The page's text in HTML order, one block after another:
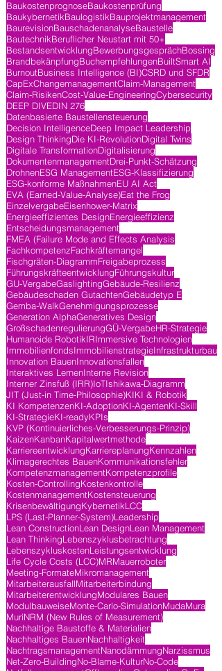
BaukostenprognoseBaukostenprüfung
BaukybernetikBaulogistikBauprojektmanagement
BaurevisionBauschadenanalyseBaustelle
BautechnikBeruflicher Neustart mit 50+
BestandsentwicklungBewerbungsgesprächBossing
BrandbekänpfungBuchempfehlungenBuiltSmart AI
BurnoutBusiness Intelligence (BI)CSRD und SFDR
CapExChangemanagementClaim-Management
Claim-RisikenCost-Value-EngineeringCybersecurity
DEEP DIVEDIN 276
Datenbasierte Baustellensteuerung
Decision IntelligenceDeep Impact Leadership
Design ThinkingDie KI-RevolutionDigital Twins
Digitale TransformationDigitalisierung
DokumentenmanagementDrei-Punkt-Schätzung
DrohnenESG ManagementESG-Klassifizierung
ESG-konforme MaßnahmenEU AI Act
EVA (Earned-Value-Analyse)Eat the Frog
EinzelvergabeEisenhower-Matrix
Energieeffizientes DesignEnergieeffizienz
Entscheidungsmanagement
FMEA (Failure Mode and Effects Analysis
FachkompetenzFachkräftemangel
Fischgräten-DiagrammFreigabeprozess
FührungskräfteentwicklungFührungskultur
GU-VergabeGaslightingGebäude-Resilienz
Gebäudeschaden GutachtenGebäudetyp E
Gemba-WalkGenehmigungsprozesse
Generation AlphaGeneratives Design
GroßschadenregulierungGÜ-VergabeHR-Strategie
Humanoide RobotikIRImmersive Technologien
ImmobilienfondsImmobilienstrategieInfrastrukturbau
Innovation BauenInnovationsfallen
Interaktives LernenInterne Revision
Interner Zinsfuß (IRR)IoTIshikawa-Diagramm
JIT (Just-in Time-Philosophie)KIKI & Robotik
KI KompetenzenKI-AdoptionKI-AgentenKI-Skill
KI-StrategieKI-readyKPIs
KVP (Kontinuierliches-Verbesserungs-Prinzip)
KaizenKanbanKapitalwertmethode
KarriereentwicklungKarriereplanungKennzahlen
Klimagerechtes BauenKommunikationsfehler
KompetenzmanagementKompetenzprofile
Kosten-ControllingKostenkontrolle
KostenmanagementKostensteuerung
KrisenbewältigungKybernetikLCC
LPS (Last-Planner-System)Leadership
Lean ConstructionLean DesignLean Management
Lean ThinkingLebenszyklusbetrachtung
LebenszykluskostenLeistungsentwicklung
Life Cycle Costs (LCC)MRMauerroboter
Meeting-FormateMikromanagement
MitarbeiterausfallMitarbeiterbindung
MitarbeiterentwicklungModulares Bauen
ModulbauweiseMonte-Carlo-SimulationMudaMura
MuriNRM (New Rules of Measurement)
Nachhaltige Baustoffe & Materialien
Nachhaltiges BauenNachhaltigkeit
NachtragsmanagementNanodämmungNarzissmus
Net-Zero-BuildingNo-Blame-KulturNo-Code